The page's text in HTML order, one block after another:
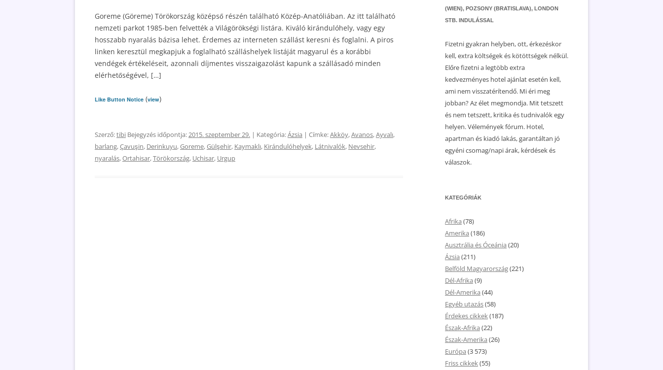
Goreme (Göreme) Törökország középső részén található Közép-Anatóliában. Az itt található
nemzeti parkot 1985-ben felvették a Világörökségi listára. Kiváló kirándulóhely, vagy egy
hosszabb nyaralás bázisa lehet. Érdemes az interneten szállást keresni és foglalni. A piros
linken keresztül megkapjuk a foglalható szálláshelyek listáját magyarul és a korábbi
vendégek értékeléseit, azonnali díjmentes visszaigazolást kapunk a szállásadó minden
elérhetőségével, […]
Like Button Notice (view)
Szerző:tibi Bejegyzés időpontja:2015. szeptember 29. | Kategória:Ázsia | Címke:Akköy,Avanos,Ayvalı,
barlang,Çavuşin, Derinkuyu,Goreme,Gülşehir, Kaymaklı, Kirándulóhelyek, Látnivalók, Nevsehir,
nyaralás,Ortahisar,Törökország, Uchisar, Urgup
(WIEN), POZSONY (BRATISLAVA), LONDON
STB. INDULÁSSAL
Fizetni gyakran helyben, ott, érkezéskor
kell, extra költségek és kötöttségek nélkül.
Előre fizetni a legtöbb extra
kedvezményes hotel ajánlat esetén kell,
ami nem visszatérítendő. Mi éri meg
jobban? Az élet megmondja. Mit tetszett
és nem tetszett, kritika és tudnivalók egy
helyen. Vélemények fórum. Hotel,
apartman és kiadó lakás, garantáltan jó
egyéni csomag/napi árak, kérdések és
válaszok.
KATEGÓRIÁK
Afrika (78)
Amerika (186)
Ausztrália és Óceánia (20)
Ázsia (211)
Belföld Magyarország(221)
Dél-Afrika (9)
Dél-Amerika (44)
Egyéb utazás(58)
Érdekes cikkek(187)
Észak-Afrika (22)
Észak-Amerika (26)
Európa (3 573)
Friss cikkek(55)